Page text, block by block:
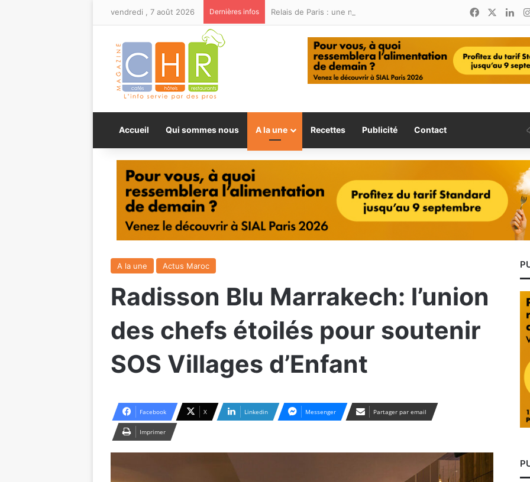
vendredi , 7 août 2026 Dernières infos Facebook
Accueil Qui sommes nous A la une Recettes Publicité Contact
A la une Actus Maroc
Radisson Blu Marrakech: l’union
des chefs étoilés pour soutenir
SOS Villages d’Enfant
Facebook X Linkedin Messenger Partager par email
Imprimer